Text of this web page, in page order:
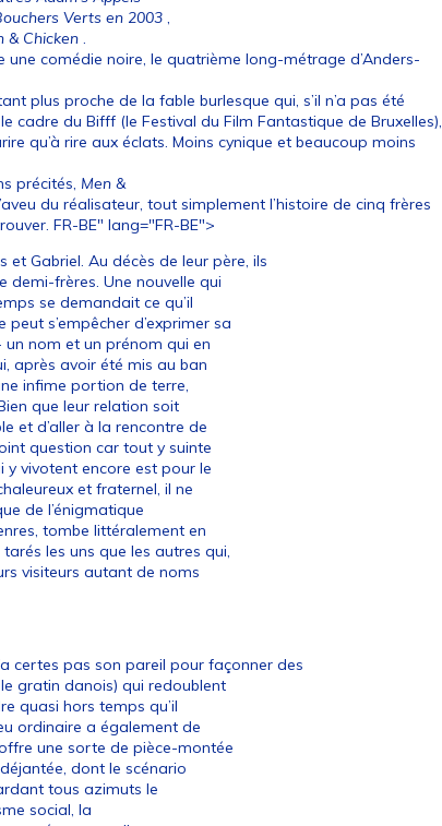
Verts en 2003 ,
& Chicken .
une comédie noire, le quatrième long-métrage d’Anders-
plus proche de la fable burlesque qui, s’il n’a pas été
cadre du Bifff (le Festival du Film Fantastique de Bruxelles),
qu’à rire aux éclats. Moins cynique et beaucoup moins
précités, Men &
du réalisateur, tout simplement l’histoire de cinq frères
FR-BE" lang="FR-BE">
et Gabriel. Au décès de leur père, ils
demi-frères. Une nouvelle qui
se demandait ce qu’il
s’empêcher d’exprimer sa
nom et un prénom qui en
après avoir été mis au ban
infime portion de terre,
que leur relation soit
et d’aller à la rencontre de
question car tout y suinte
y vivotent encore est pour le
et fraternel, il ne
de l’énigmatique
tombe littéralement en
les uns que les autres qui,
visiteurs autant de noms
certes pas son pareil pour façonner des
gratin danois) qui redoublent
quasi hors temps qu’il
ordinaire a également de
une sorte de pièce-montée
dont le scénario
tous azimuts le
social, la